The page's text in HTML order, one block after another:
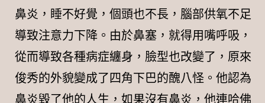
鼻炎，睡不好覺，個頭也不長，腦部供氧不足
導致注意力下降。由於鼻塞，就得用嘴呼吸，
從而導致各種病症纏身，臉型也改變了，原來
俊秀的外貌變成了四角下巴的醜八怪。他認為
鼻炎毀了他的人生，如果沒有鼻炎，他連哈佛